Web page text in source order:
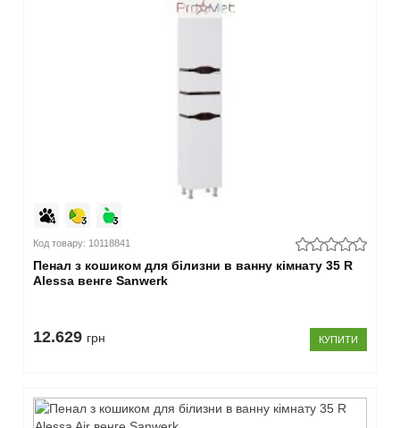
Код товару: 10118841
Пенал з кошиком для білизни в ванну кімнату 35 R
Alessa венге Sanwerk
12.629 грн КУПИТИ